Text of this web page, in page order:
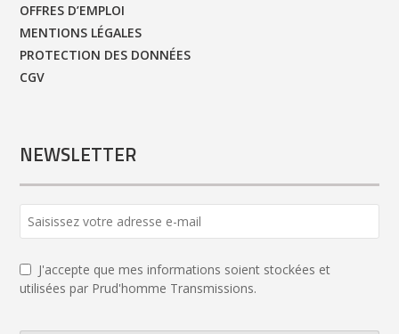
OFFRES D’EMPLOI
MENTIONS LÉGALES
PROTECTION DES DONNÉES
CGV
NEWSLETTER
Address *
J'accepte que mes informations soient stockées et
utilisées par Prud'homme Transmissions.